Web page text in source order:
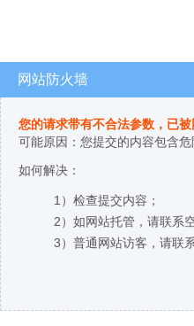
网站防火墙
您的请求带有不合法参数，已被
可能原因：您提交的内容包含
如何解决：
1）检查提交内容；
2）如网站托管，请联系
3）普通网站访客，请联